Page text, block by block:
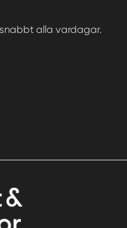
alla vardagar.